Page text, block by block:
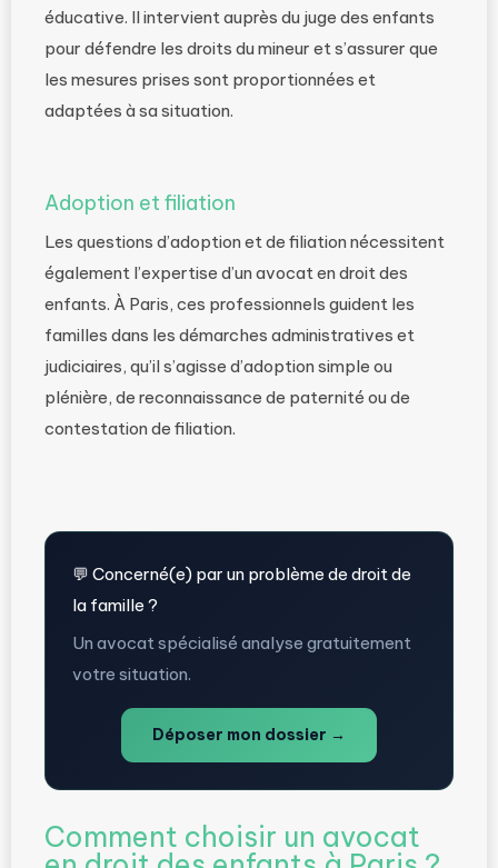
éducative. Il intervient auprès du juge des enfants
pour défendre les droits du mineur et s’assurer que
les mesures prises sont proportionnées et
adaptées à sa situation.
Adoption et filiation
Les questions d’adoption et de filiation nécessitent
également l’expertise d’un avocat en droit des
enfants. À Paris, ces professionnels guident les
familles dans les démarches administratives et
judiciaires, qu’il s’agisse d’adoption simple ou
plénière, de reconnaissance de paternité ou de
contestation de filiation.
💬 Concerné(e) par un problème de droit de
la famille ?
Un avocat spécialisé analyse gratuitement
votre situation.
Déposer mon dossier →
Comment choisir un avocat